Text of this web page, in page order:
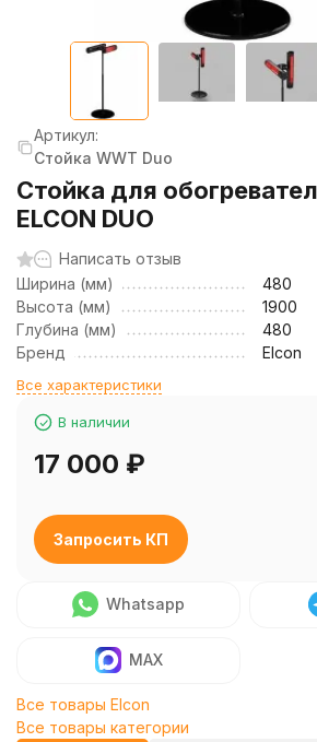
Артикул:
Стойка WWT Duo
Стойка для
ELCON DUO
Написать отзыв
Ширина (мм)
480
Высота (мм)
1900
Глубина (мм)
480
Бренд
Elcon
Все характеристики
В наличии
17 000 ₽
Запросить КП
Whatsapp
MAX
Все товары Elcon
Все товары категории